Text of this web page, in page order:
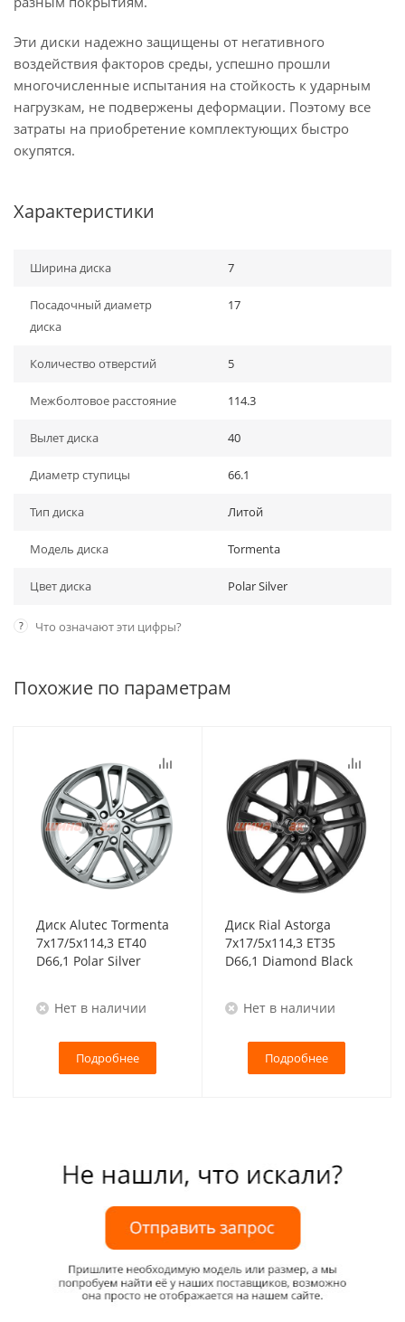
Эти диски надежно защищены от негативного
воздействия факторов среды, успешно прошли
многочисленные испытания на стойкость к ударным
нагрузкам, не подвержены деформации. Поэтому все
затраты на приобретение комплектующих быстро
окупятся.
Характеристики
Ширина диска 7
Посадочный диаметр
диска
17
Количество отверстий 5
Межболтовое расстояние 114.3
Вылет диска 40
Диаметр ступицы 66.1
Тип диска Литой
Модель диска Tormenta
Цвет диска Polar Silver
? Что означают эти цифры?
Похожие по параметрам
Диск Alutec Tormenta
7x17/5x114,3 ET40
D66,1 Polar Silver
Нет в наличии
Подробнее
Диск Rial Astorga
7x17/5x114,3 ET35
D66,1 Diamond Black
Нет в наличии
Подробнее